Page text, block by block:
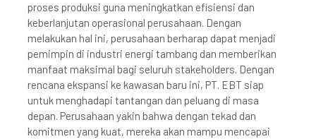
proses produksi guna meningkatkan efisiensi dan
keberlanjutan operasional perusahaan. Dengan
melakukan hal ini, perusahaan berharap dapat menjadi
pemimpin di industri energi tambang dan memberikan
manfaat maksimal bagi seluruh stakeholders. Dengan
rencana ekspansi ke kawasan baru ini, PT. EBT siap
untuk menghadapi tantangan dan peluang di masa
depan. Perusahaan yakin bahwa dengan tekad dan
komitmen yang kuat, mereka akan mampu mencapai